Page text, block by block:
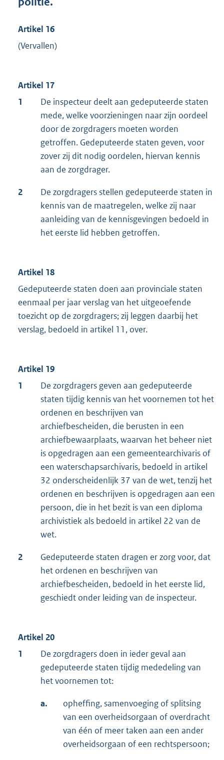
Artikel 16
(Vervallen)
Artikel 17
1
De inspecteur deelt aan gedeputeerde staten
mede, welke voorzieningen naar zijn oordeel
door de zorgdragers moeten worden
getroffen. Gedeputeerde staten geven, voor
zover zij dit nodig oordelen, hiervan kennis
aan de zorgdrager.
2
De zorgdragers stellen gedeputeerde staten in
kennis van de maatregelen, welke zij naar
aanleiding van de kennisgevingen bedoeld in
het eerste lid hebben getroffen.
Artikel 18
Gedeputeerde staten doen aan provinciale staten
eenmaal per jaar verslag van het uitgeoefende
toezicht op de zorgdragers; zij leggen daarbij het
verslag, bedoeld in artikel 11, over.
Artikel 19
1
De zorgdragers geven aan gedeputeerde
staten tijdig kennis van het voornemen tot het
ordenen en beschrijven van
archiefbescheiden, die berusten in een
archiefbewaarplaats, waarvan het beheer niet
is opgedragen aan een gemeentearchivaris of
een waterschapsarchivaris, bedoeld in artikel
32 onderscheidenlijk 37 van de wet, tenzij het
ordenen en beschrijven is opgedragen aan een
persoon, die in het bezit is van een diploma
archivistiek als bedoeld in artikel 22 van de
wet.
2
Gedeputeerde staten dragen er zorg voor, dat
het ordenen en beschrijven van
archiefbescheiden, bedoeld in het eerste lid,
geschiedt onder leiding van de inspecteur.
Artikel 20
1
De zorgdragers doen in ieder geval aan
gedeputeerde staten tijdig mededeling van
het voornemen tot:
a.
opheffing, samenvoeging of splitsing
van een overheidsorgaan of overdracht
van één of meer taken aan een ander
overheidsorgaan of een rechtspersoon;